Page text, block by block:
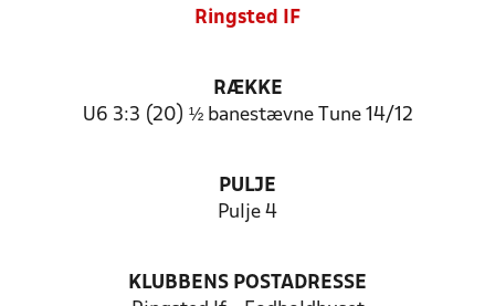
Ringsted IF
RÆKKE
U6 3:3 (20) ½ banestævne Tune 14/12
PULJE
Pulje 4
KLUBBENS POSTADRESSE